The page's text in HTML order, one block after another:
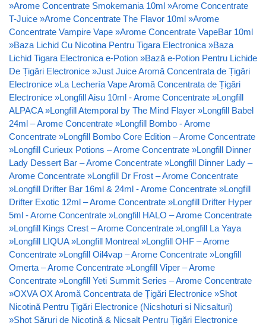
»Arome Concentrate Smokemania 10ml »Arome Concentrate
T-Juice »Arome Concentrate The Flavor 10ml »Arome
Concentrate Vampire Vape »Arome Concentrate VapeBar 10ml
»Baza Lichid Cu Nicotina Pentru Tigara Electronica »Baza
Lichid Tigara Electronica e-Potion »Bază e-Potion Pentru Lichide
De Țigări Electronice »Just Juice Aromă Concentrata de Țigări
Electronice »La Lechería Vape Aromă Concentrata de Țigări
Electronice »Longfill Aisu 10ml - Arome Concentrate »Longfill
ALPACA »Longfill Atemporal by The Mind Flayer »Longfill Babel
24ml – Arome Concentrate »Longfill Bombo - Arome
Concentrate »Longfill Bombo Core Edition – Arome Concentrate
»Longfill Curieux Potions – Arome Concentrate »Longfill Dinner
Lady Dessert Bar – Arome Concentrate »Longfill Dinner Lady –
Arome Concentrate »Longfill Dr Frost – Arome Concentrate
»Longfill Drifter Bar 16ml & 24ml - Arome Concentrate »Longfill
Drifter Exotic 12ml – Arome Concentrate »Longfill Drifter Hyper
5ml - Arome Concentrate »Longfill HALO – Arome Concentrate
»Longfill Kings Crest – Arome Concentrate »Longfill La Yaya
»Longfill LIQUA »Longfill Montreal »Longfill OHF – Arome
Concentrate »Longfill Oil4vap – Arome Concentrate »Longfill
Omerta – Arome Concentrate »Longfill Viper – Arome
Concentrate »Longfill Yeti Summit Series – Arome Concentrate
»OXVA OX Aromă Concentrata de Țigări Electronice »Shot
Nicotină Pentru Țigări Electronice (Nicshoturi si Nicsalturi)
»Shot Săruri de Nicotină & Nicsalt Pentru Țigări Electronice